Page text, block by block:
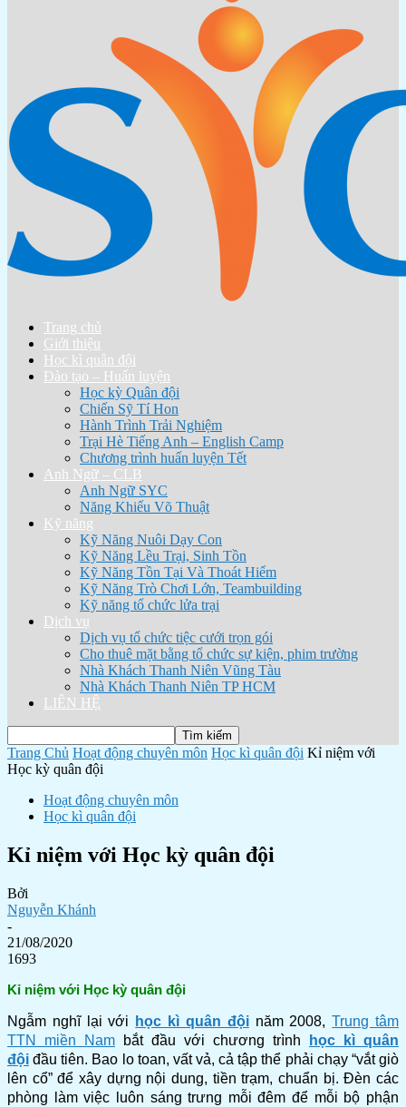
Trang chủ
Giới thiệu
Học kì quân đội
Đào tạo – Huấn luyện
Học kỳ Quân đội
Chiến Sỹ Tí Hon
Hành Trình Trải Nghiệm
Trại Hè Tiếng Anh – English Camp
Chương trình huấn luyện Tết
Anh Ngữ – CLB
Anh Ngữ SYC
Năng Khiếu Võ Thuật
Kỹ năng
Kỹ Năng Nuôi Dạy Con
Kỹ Năng Lều Trại, Sinh Tồn
Kỹ Năng Tồn Tại Và Thoát Hiểm
Kỹ Năng Trò Chơi Lớn, Teambuilding
Kỹ năng tổ chức lửa trại
Dịch vụ
Dịch vụ tổ chức tiệc cưới trọn gói
Cho thuê mặt bằng tổ chức sự kiện, phim trường
Nhà Khách Thanh Niên Vũng Tàu
Nhà Khách Thanh Niên TP HCM
LIÊN HỆ
Trang Chủ Hoạt động chuyên môn Học kì quân đội Kỉ niệm với
Học kỳ quân đội
Hoạt động chuyên môn
Học kì quân đội
Kỉ niệm với Học kỳ quân đội
Bởi
Nguyễn Khánh
-
21/08/2020
1693
Kỉ niệm với Học kỳ quân đội
Ngẫm nghĩ lại với học kì quân độinăm 2008,Trung tâm
TTN miền Nam bắt đầu với chương trình
học kì quân
đội đầu tiên. Bao lo toan, vất vả, cả tập thể phải chạy “vắt giò
lên cổ” để xây dựng nội dung, tiền trạm, chuẩn bị. Đèn các
phòng làm việc luôn sáng trưng mỗi đêm để mỗi bộ phận